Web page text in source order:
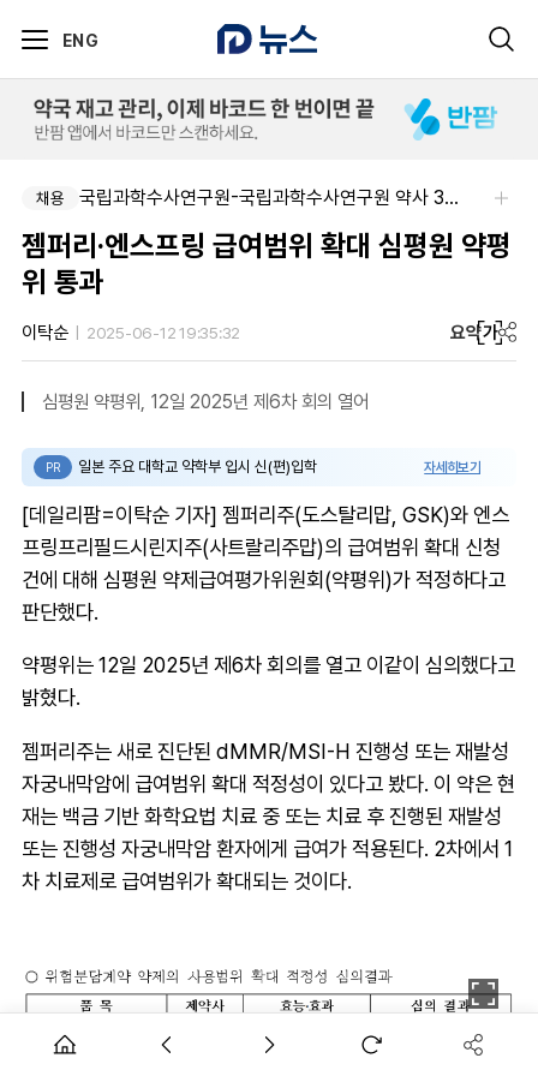
ENG
채용 국립과학수사연구원-국립과학수사연구원 약사 3명 채용
젬퍼리·엔스프링 급여범위 확대 심평원 약평
위 통과
이탁순 2025-06-12 19:35:32 요약가
심평원 약평위, 12일 2025년 제6차 회의 열어
PR 일본 주요 대학교 약학부 입시 신(편)입학 자세히보기
[데일리팜=이탁순 기자] 젬퍼리주(도스탈리맙, GSK)와 엔스
프링프리필드시린지주(사트랄리주맙)의 급여범위 확대 신청
건에 대해 심평원 약제급여평가위원회(약평위)가 적정하다고
판단했다.
약평위는 12일 2025년 제6차 회의를 열고 이같이 심의했다고
밝혔다.
젬퍼리주는 새로 진단된 dMMR/MSI-H 진행성 또는 재발성
자궁내막암에 급여범위 확대 적정성이 있다고 봤다. 이 약은 현
재는 백금 기반 화학요법 치료 중 또는 치료 후 진행된 재발성
또는 진행성 자궁내막암 환자에게 급여가 적용된다. 2차에서 1
차 치료제로 급여범위가 확대되는 것이다.